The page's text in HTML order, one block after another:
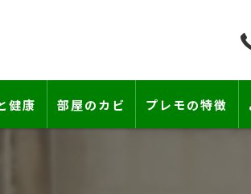
健康 部屋のカビ プレモの特徴